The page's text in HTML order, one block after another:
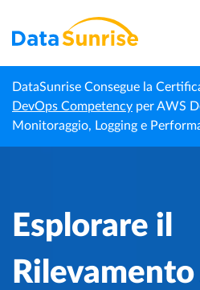
DataSunrise Consegue la
DevOps Competency per AWS
Monitoraggio, Logging e
Homepage
Centro di
Conoscenza
Esplorare il
Snowflake
Dati
Esplorare il